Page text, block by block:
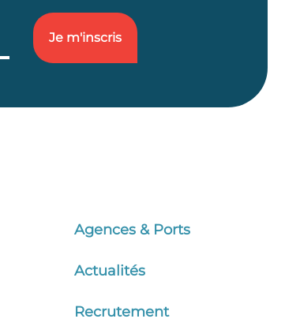
Agences & Ports
Actualités
Recrutement